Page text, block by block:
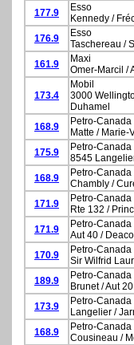
177.9
Esso
Kennedy /
176.9
Esso
Taschereau /
161.9
Maxi
Omer-Marcil /
173.4
Mobil
3000
Duhamel
168.9
Petro-Canada
Matte / Marie-
175.9
Petro-Canada
8545
168.9
Petro-Canada
Chambly /
171.9
Petro-Canada
Rte 132 /
171.9
Petro-Canada
Aut 40 /
170.9
Petro-Canada
Sir Wilfrid
189.9
Petro-Canada
Brunet / Aut
173.9
Petro-Canada
Langelier /
168.9
Petro-Canada
Cousineau /